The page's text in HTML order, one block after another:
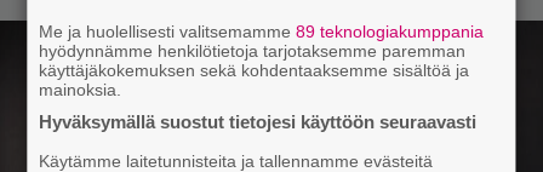
Me ja huolellisesti valitsemamme89 teknologiakumppania
hyödynnämme henkilötietoja tarjotaksemme paremman
käyttäjäkokemuksen sekä kohdentaaksemme sisältöä ja
mainoksia.
Hyväksymällä suostut tietojesi käyttöön seuraavasti
Käytämme laitetunnisteita ja tallennamme evästeitä